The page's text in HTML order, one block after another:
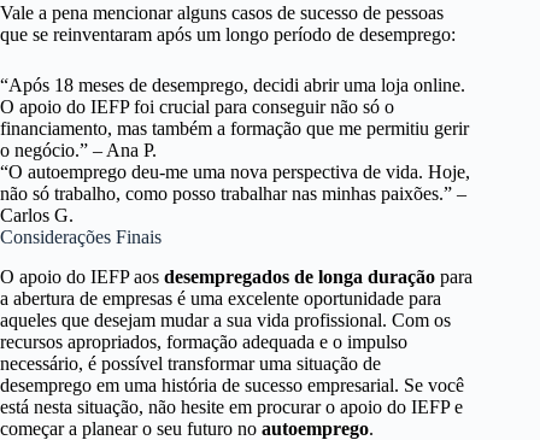
Vale a pena mencionar alguns casos de sucesso de pessoas
que se reinventaram após um longo período de desemprego:
“Após 18 meses de desemprego, decidi abrir uma loja online.
O apoio do IEFP foi crucial para conseguir não só o
financiamento, mas também a formação que me permitiu gerir
o negócio.” – Ana P.
“O autoemprego deu-me uma nova perspectiva de vida. Hoje,
não só trabalho, como posso trabalhar nas minhas paixões.” –
Carlos G.
Considerações Finais
O apoio do IEFP aos desempregados de longa duração para
a abertura de empresas é uma excelente oportunidade para
aqueles que desejam mudar a sua vida profissional. Com os
recursos apropriados, formação adequada e o impulso
necessário, é possível transformar uma situação de
desemprego em uma história de sucesso empresarial. Se você
está nesta situação, não hesite em procurar o apoio do IEFP e
começar a planear o seu futuro no autoemprego.